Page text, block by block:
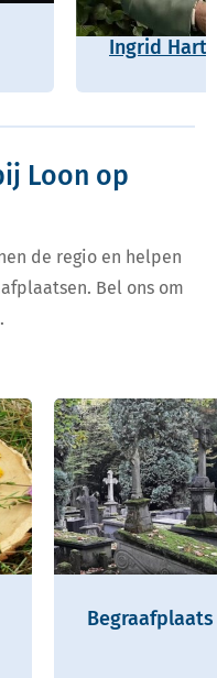
Ingrid
Loon op
de regio en helpen
Bel ons om